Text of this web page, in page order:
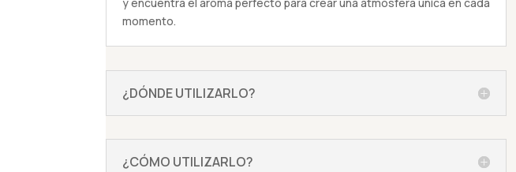
momento.
¿DÓNDE UTILIZARLO?
¿CÓMO UTILIZARLO?